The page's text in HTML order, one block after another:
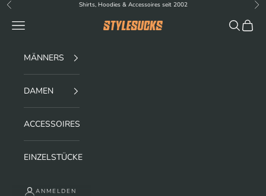
Zum Inhalt springen
Zurück Shirts, Hoodies & Accessoires seit 2002 Vor
stylesucks
Menü Suchen
MÄNNERS
DAMEN
ACCESSOIRES
EINZELSTÜCKE
ANMELDEN